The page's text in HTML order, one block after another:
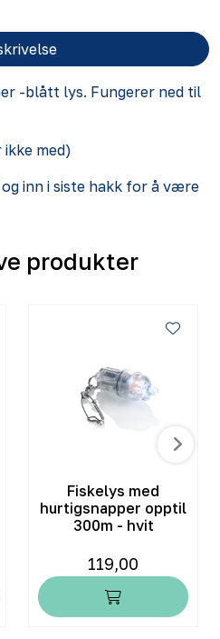
-blått lys. Fungerer ned til
med)
inn i siste hakk for å være
produkter
Fiskelys med
hurtigsnapper opptil
300m - hvit
119,00